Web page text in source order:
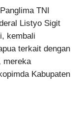
Panglima TNI
Listyo Sigit
kembali
terkait dengan
mereka
Kabupaten